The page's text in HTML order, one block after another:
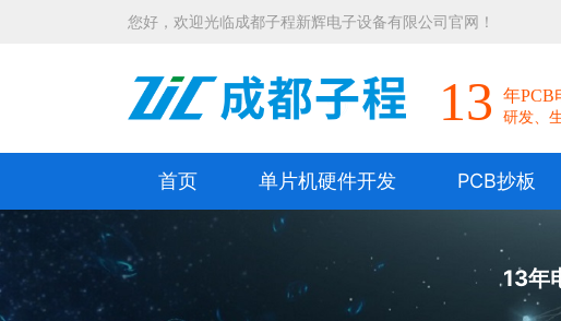
您好，欢迎光临成都子程新辉电子设备有限公司官网！
13 年PCB
研发、
首页 单片机硬件开发 PCB抄板
13年